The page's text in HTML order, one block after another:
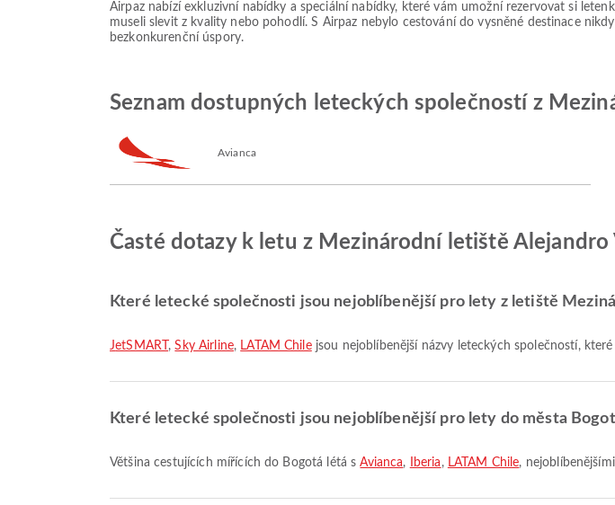
Airpaz nabízí exkluzivní nabídky a speciální nabídky, které vám umožní rezervovat si
museli slevit z kvality nebo pohodlí. S Airpaz nebylo cestování do vysněné destinace
bezkonkurenční úspory.
Seznam dostupných leteckých společností z
Avianca
Časté dotazy k letu z Mezinárodní letiště
Které letecké společnosti jsou nejoblíbenější pro lety z letiště
JetSMART ,Sky Airline, LATAM Chilejsou nejoblíbenější názvy leteckých společností,
Které letecké společnosti jsou nejoblíbenější pro lety do města
Většina cestujících mířících do Bogotá létá sAvianca, Iberia , LATAM Chile,